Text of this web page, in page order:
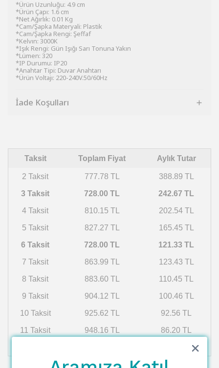
*Ürün Uzunluğu: 4.9 cm
*Ürün Çapı: 1.6 cm
*Net Ağırlık: 0.01 Kg
*Cam/Şapka Materyali: Plastik
*Cam/Şapka Rengi: Şeffaf
*Kelvın: 3000K
*Işık Rengi: Gün Işığı Sarı Tonuna Yakın
*Lümen: 320
*IP Durumu: IP20
*Anahtar Tipi: Duvar Anahtarı
*Ürün Voltajı: 220-240V.50/60Hz
İade Koşulları
Taksit Toplam Fiyat Aylık Tutar
2 Taksit 777.78 TL 388.89 TL
3 Taksit 728.00 TL 242.67 TL
4 Taksit 810.15 TL 202.54 TL
5 Taksit 827.27 TL 165.45 TL
6 Taksit 728.00 TL 121.33 TL
7 Taksit 863.99 TL 123.43 TL
8 Taksit 883.60 TL 110.45 TL
9 Taksit 904.12 TL 100.46 TL
10 Taksit 925.62 TL 92.56 TL
11 Taksit 948.16 TL 86.20 TL